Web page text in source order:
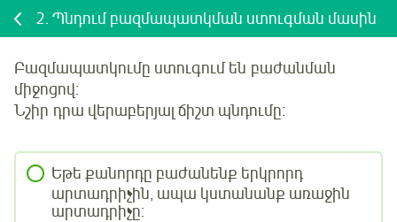
2. Պնդում բազմապատկման ստուգման մասին
Բազմապատկումը ստուգում են բաժանման
միջոցով:
Նշիր դրա վերաբերյալ ճիշտ պնդումը:
Եթե քանորդը բաժանենք երկրորդ
արտադրիչին, ապա կստանանք առաջին
արտադրիչը: